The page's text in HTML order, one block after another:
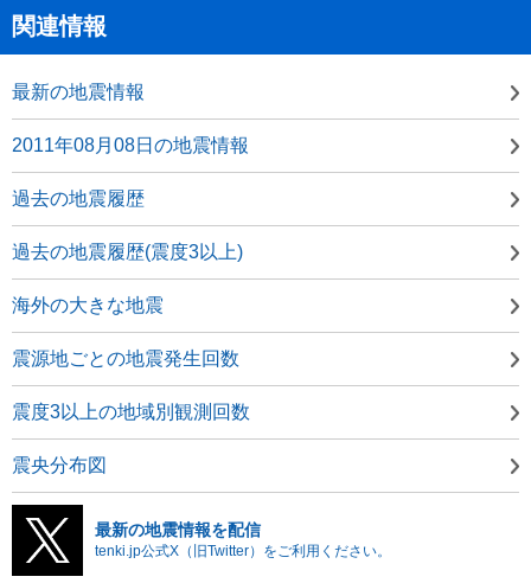
関連情報
最新の地震情報
2011年08月08日の地震情報
過去の地震履歴
過去の地震履歴(震度3以上)
海外の大きな地震
震源地ごとの地震発生回数
震度3以上の地域別観測回数
震央分布図
最新の地震情報を配信
tenki.jp公式X（旧Twitter）をご利用ください。